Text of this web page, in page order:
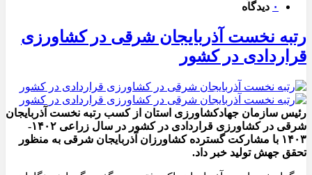
۰ دیدگاه
رتبه نخست آذربایجان شرقی در کشاورزی
قراردادی در کشور
رئیس سازمان جهادکشاورزی استان از کسب رتبه نخست آذربایجان
شرقی در کشاورزی قراردادی در کشور در سال زراعی ۱۴۰۲-
۱۴۰۳ با مشارکت گسترده کشاورزان آذربایجان شرقی به منظور
تحقق جهش تولید خبر داد.